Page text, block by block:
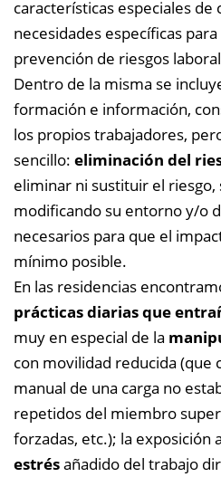
características especiales de
necesidades específicas
prevención de riesgos
Dentro de la misma se
formación e información,
los propios trabajadores,
sencillo: eliminación del
eliminar ni sustituir el
modificando su entorno y/o
necesarios para que el
mínimo posible.
En las residencias
prácticas diarias que
muy en especial de la
con movilidad reducida (que
manual de una carga no
repetidos del miembro
forzadas, etc.); la exposición a
estrésañadido del trabajo